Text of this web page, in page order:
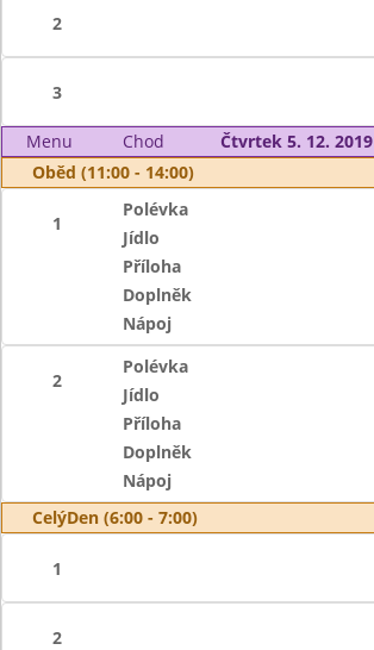
2
3
Menu Chod
Čtvrtek 5. 12. 2019
Oběd (11:00 - 14:00)
1
Polévka
Jídlo
Příloha
Doplněk
Nápoj
2
Polévka
Jídlo
Příloha
Doplněk
Nápoj
CelýDen (6:00 - 7:00)
1
2